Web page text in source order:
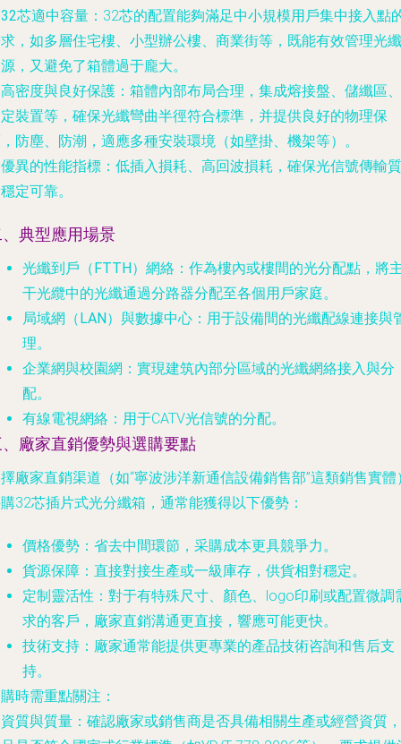
32芯適中容量 ：32芯的配置能夠滿足中小規模用戶集中接入點
，如多層住宅樓、小型辦公樓、商業街等，既能有效管理光纖
，又避免了箱體過于龐大。
高密度與良好保護 ：箱體內部布局合理，集成熔接盤、儲纖區、
裝置等，確保光纖彎曲半徑符合標準，并提供良好的物理保
防塵、防潮，適應多種安裝環境（如壁掛、機架等）。
優異的性能指標 ：低插入損耗、高回波損耗，確保光信號傳輸質
定可靠。
典型應用場景
光纖到戶（FTTH）網絡 ：作為樓內或樓間的光分配點，將
干光纜中的光纖通過分路器分配至各個用戶家庭。
局域網（LAN）與數據中心 ：用于設備間的光纖配線連接與
理。
企業網與校園網 ：實現建筑內部分區域的光纖網絡接入與分
配。
有線電視網絡 ：用于CATV光信號的分配。
廠家直銷優勢與選購要點
廠家直銷渠道（如“寧波涉洋新通信設備銷售部”這類銷售實體
32芯插片式光分纖箱，通常能獲得以下優勢：
價格優勢 ：省去中間環節，采購成本更具競爭力。
貨源保障 ：直接對接生產或一級庫存，供貨相對穩定。
定制靈活性 ：對于有特殊尺寸、顏色、logo印刷或配置微調
求的客戶，廠家直銷溝通更直接，響應可能更快。
技術支持 ：廠家通常能提供更專業的產品技術咨詢和售后支
持。
時需重點關注：
資質與質量 ：確認廠家或銷售商是否具備相關生產或經營資質，